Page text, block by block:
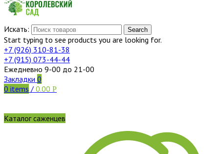
Искать: Search
Start typing to see products you are looking for.
+7 (926) 310-81-38
+7 (915) 073-44-44
Ежедневно 9-00 до 21-00
Закладки 0
0 items / 0.00 Р
Каталог саженцев